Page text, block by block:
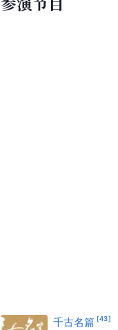
千古名篇 [43]